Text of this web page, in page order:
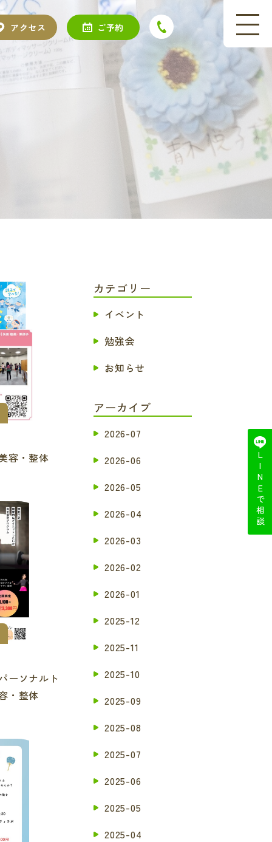
アクセス ご予約
LINEで相談
容・整体
ーソナルト
・整体
カテゴリー
イベント
勉強会
お知らせ
アーカイブ
2026-07
2026-06
2026-05
2026-04
2026-03
2026-02
2026-01
2025-12
2025-11
2025-10
2025-09
2025-08
2025-07
2025-06
2025-05
2025-04